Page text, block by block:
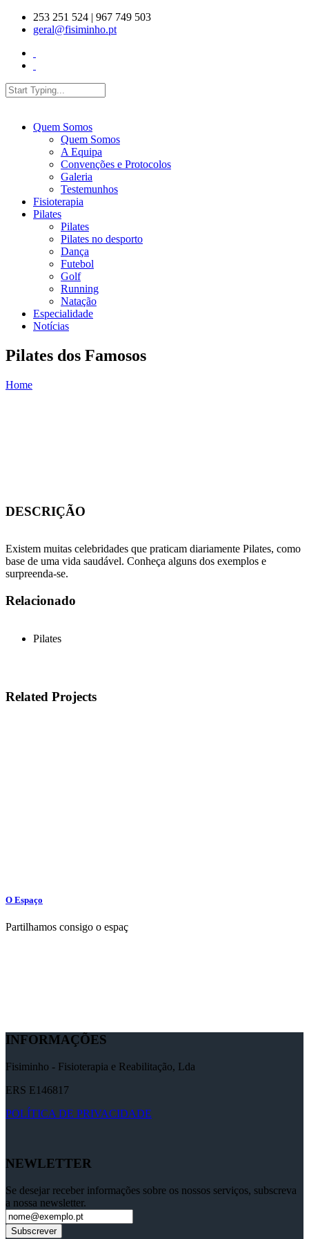
Skip to main content
253 251 524 | 967 749 503
geral@fisiminho.pt
Search
Quem Somos
Quem Somos
A Equipa
Convenções e Protocolos
Galeria
Testemunhos
Fisioterapia
Pilates
Pilates
Pilates no desporto
Dança
Futebol
Golf
Running
Natação
Especialidade
Notícias
Pilates dos Famosos
Home
DESCRIÇÃO
Existem muitas celebridades que praticam diariamente Pilates, como
base de uma vida saudável. Conheça alguns dos exemplos e
surpreenda-se.
Relacionado
Pilates
Related Projects
O Espaço
Partilhamos consigo o espaç
INFORMAÇÕES
Fisiminho - Fisioterapia e Reabilitação, Lda
ERS E146817
POLÍTICA DE PRIVACIDADE
NEWLETTER
Se desejar receber informações sobre os nossos serviços, subscreva
a nossa newsletter.